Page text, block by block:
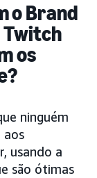
o Brand
os
ninguém
aos
usando a
são ótimas